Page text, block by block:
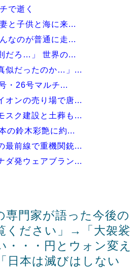
相互RSS
で逝く
と子供と海に来...
なのが普通に走...
だろ…」 世界の...
似だったのか…」...
・26号マルチ...
オンの売り場で唐...
スク建設と土葬も...
の鈴木彩艶に約...
最前線で重機関銃...
ダ発ウェアブラン...
相互RSS
専門家が語った今後の
ください」→「大袈裟
・・・円とウォン変え
日本は滅びはしない